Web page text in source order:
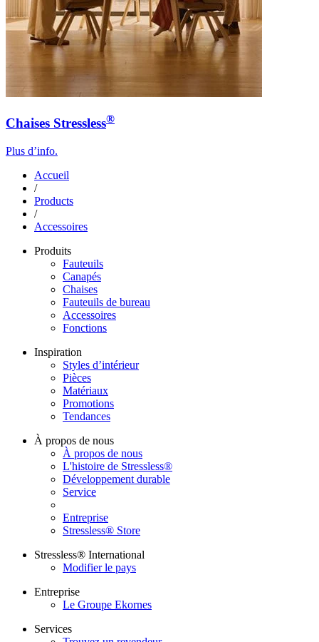
Chaises Stressless®
Plus d’info.
Accueil
/
Products
/
Accessoires
Produits
Fauteuils
Canapés
Chaises
Fauteuils de bureau
Accessoires
Fonctions
Inspiration
Styles d’intérieur
Pièces
Matériaux
Promotions
Tendances
À propos de nous
À propos de nous
L'histoire de Stressless®
Développement durable
Service
Entreprise
Stressless® Store
Stressless® International
Modifier le pays
Entreprise
Le Groupe Ekornes
Services